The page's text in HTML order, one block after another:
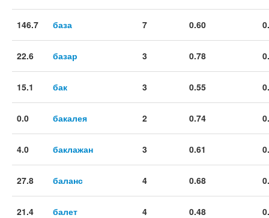
146.7 база 7 0.60
22.6 базар 3 0.78
15.1 бак 3 0.55
0.0 бакалея 2 0.74
4.0 баклажан 3 0.61
27.8 баланс 4 0.68
21.4 балет 4 0.48